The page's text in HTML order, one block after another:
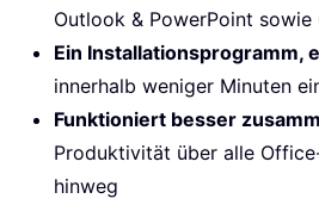
Outlook & PowerPoint sowie
Ein Installationsprogramm,
innerhalb weniger Minuten
Funktioniert besser
Produktivität über alle
hinweg